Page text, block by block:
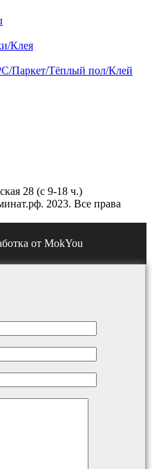
Клея
Паркет/Тёплый пол/Клей
28 (с 9-18 ч.)
2023. Все права
от MokYou